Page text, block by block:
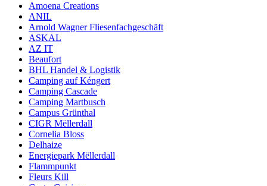
Amoena Creations
ANIL
Arnold Wagner Fliesenfachgeschäft
ASKAL
AZ IT
Beaufort
BHL Handel & Logistik
Camping auf Kéngert
Camping Cascade
Camping Martbusch
Campus Grünthal
CIGR Mëllerdall
Cornelia Bloss
Delhaize
Energiepark Mëllerdall
Flammpunkt
Fleurs Kill